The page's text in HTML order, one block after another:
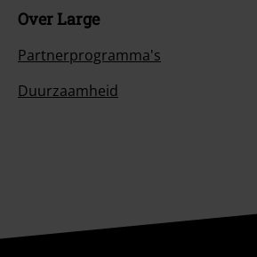
Over Large
Partnerprogramma's
Duurzaamheid